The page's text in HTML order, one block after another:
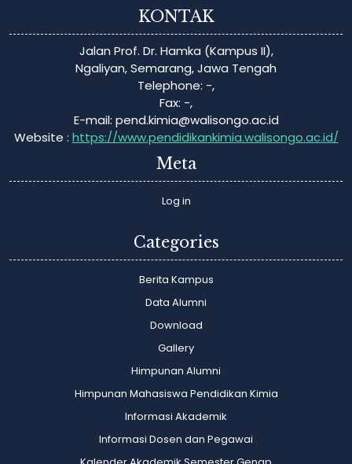
KONTAK
Jalan Prof. Dr. Hamka (Kampus II),
Ngaliyan, Semarang, Jawa Tengah
Telephone: -,
Fax: -,
E-mail: pend.kimia@walisongo.ac.id
Website : https://www.pendidikankimia.walisongo.ac.id/
Meta
Log in
Categories
Berita Kampus
Data Alumni
Download
Gallery
Himpunan Alumni
Himpunan Mahasiswa Pendidikan Kimia
Informasi Akademik
Informasi Dosen dan Pegawai